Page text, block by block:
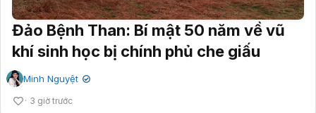
Đảo Bệnh Than: Bí mật 50 năm về vũ
khí sinh học bị chính phủ che giấu
Minh Nguyệt ✔
3 giờ trước